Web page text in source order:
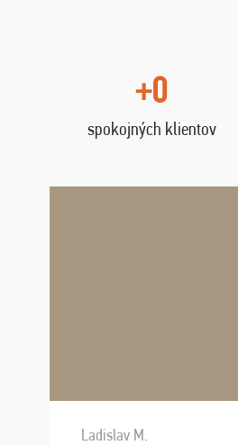
+0
spokojných klientov
Ladislav M.